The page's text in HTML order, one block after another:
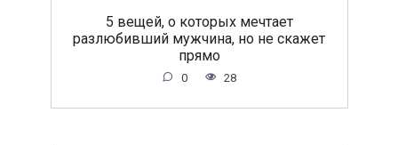
5 вещей, о которых мечтает
разлюбивший мужчина, но не скажет
прямо
0 28